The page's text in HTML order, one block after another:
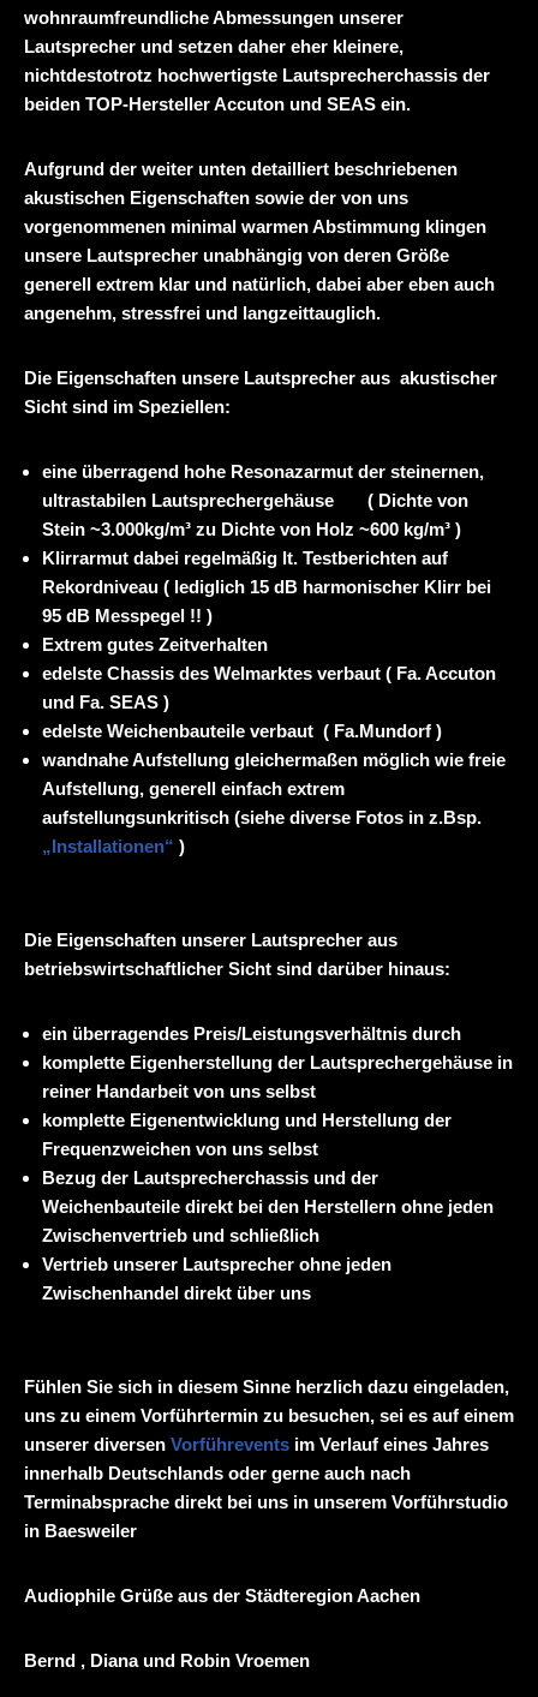
wohnraumfreundliche Abmessungen unserer
Lautsprecher und setzen daher eher kleinere,
nichtdestotrotz hochwertigste Lautsprecherchassis der
beiden TOP-Hersteller Accuton und SEAS ein.
Aufgrund der weiter unten detailliert beschriebenen
akustischen Eigenschaften sowie der von uns
vorgenommenen minimal warmen Abstimmung klingen
unsere Lautsprecher unabhängig von deren Größe
generell extrem klar und natürlich, dabei aber eben auch
angenehm, stressfrei und langzeittauglich.
Die Eigenschaften unsere Lautsprecher aus akustischer
Sicht sind im Speziellen:
eine überragend hohe Resonazarmut der steinernen,
ultrastabilen Lautsprechergehäuse ( Dichte von
Stein ~3.000kg/m³ zu Dichte von Holz ~600 kg/m³ )
Klirrarmut dabei regelmäßig lt. Testberichten auf
Rekordniveau ( lediglich 15 dB harmonischer Klirr bei
95 dB Messpegel !! )
Extrem gutes Zeitverhalten
edelste Chassis des Welmarktes verbaut ( Fa. Accuton
und Fa. SEAS )
edelste Weichenbauteile verbaut ( Fa.Mundorf )
wandnahe Aufstellung gleichermaßen möglich wie freie
Aufstellung, generell einfach extrem
aufstellungsunkritisch (siehe diverse Fotos in z.Bsp.
„Installationen“ )
Die Eigenschaften unserer Lautsprecher aus
betriebswirtschaftlicher Sicht sind darüber hinaus:
ein überragendes Preis/Leistungsverhältnis durch
komplette Eigenherstellung der Lautsprechergehäuse in
reiner Handarbeit von uns selbst
komplette Eigenentwicklung und Herstellung der
Frequenzweichen von uns selbst
Bezug der Lautsprecherchassis und der
Weichenbauteile direkt bei den Herstellern ohne jeden
Zwischenvertrieb und schließlich
Vertrieb unserer Lautsprecher ohne jeden
Zwischenhandel direkt über uns
Fühlen Sie sich in diesem Sinne herzlich dazu eingeladen,
uns zu einem Vorführtermin zu besuchen, sei es auf einem
unserer diversen Vorführevents im Verlauf eines Jahres
innerhalb Deutschlands oder gerne auch nach
Terminabsprache direkt bei uns in unserem Vorführstudio
in Baesweiler
Audiophile Grüße aus der Städteregion Aachen
Bernd , Diana und Robin Vroemen